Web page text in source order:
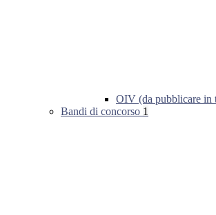
OIV (da pubblicare in
Bandi di concorso 1